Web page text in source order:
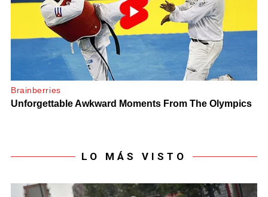
LO MÁS VISTO